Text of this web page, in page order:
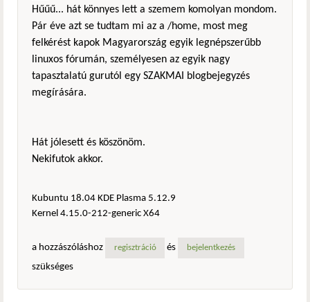
Hűűű... hát könnyes lett a szemem komolyan mondom.
Pár éve azt se tudtam mi az a /home, most meg
felkérést kapok Magyarország egyik legnépszerűbb
linuxos fórumán, személyesen az egyik nagy
tapasztalatú gurutól egy SZAKMAI blogbejegyzés
megírására.
Hát jólesett és köszönöm.
Nekifutok akkor.
Kubuntu 18.04 KDE Plasma 5.12.9
Kernel 4.15.0-212-generic X64
a hozzászóláshoz regisztráció és bejelentkezés
szükséges